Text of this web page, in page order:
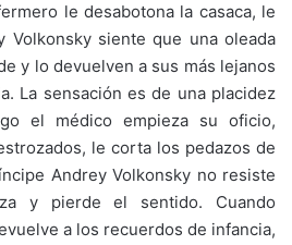
le desabotona la casaca, le
Volkonsky siente que una oleada
y lo devuelven a sus más lejanos
La sensación es de una placidez
el médico empieza su oficio,
le corta los pedazos de
Andrey Volkonsky no resiste
y pierde el sentido. Cuando
a los recuerdos de infancia,